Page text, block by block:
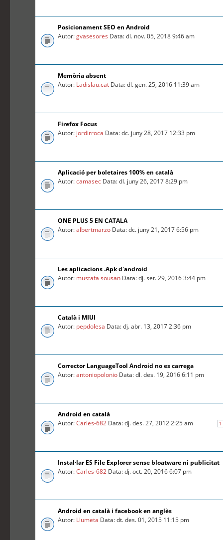
Posicionament SEO en Android
Autor:gvasesores Data: dl. nov. 05, 2018 9:46 am
Memòria absent
Autor: Ladislau.cat Data: dl. gen. 25, 2016 11:39 am
Firefox Focus
Autor: jordirroca Data: dc. juny 28, 2017 12:33 pm
Aplicació per boletaires 100% en català
Autor:camasec Data: dl. juny 26, 2017 8:29 pm
ONE PLUS 5 EN CATALA
Autor:albertmarzo Data: dc. juny 21, 2017 6:56 pm
Les aplicacions .Apk d'android
Autor: mustafa sousan Data: dj. set. 29, 2016 3:44 pm
Català i MIUI
Autor: pepdolesa Data: dj. abr. 13, 2017 2:36 pm
Corrector LanguageTool Android no es carrega
Autor:antoniopolonio Data: dl. des. 19, 2016 6:11 pm
Android en català
1
Autor:Carles-682 Data: dj. des. 27, 2012 2:25 am
Instal·lar ES File Explorer sense bloatware ni publicitat
Autor:Carles-682 Data: dj. oct. 20, 2016 6:07 pm
Android en català i facebook en anglès
Autor: Llumeta Data: dt. des. 01, 2015 11:15 pm